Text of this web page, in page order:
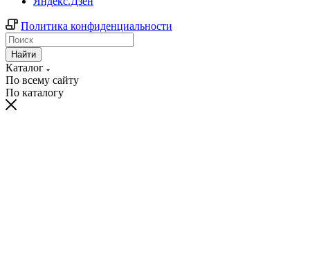
Политика конфиденциальности
Найти
Каталог
По всему сайту
По каталогу